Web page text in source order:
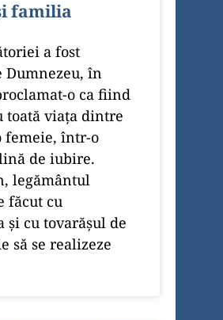
familia
a fost
în
o ca fiind
toată viaţa dintre
femeie, într-o
de iubire.
legământul
făcut cu
şi cu tovarăşul de
să se realizeze